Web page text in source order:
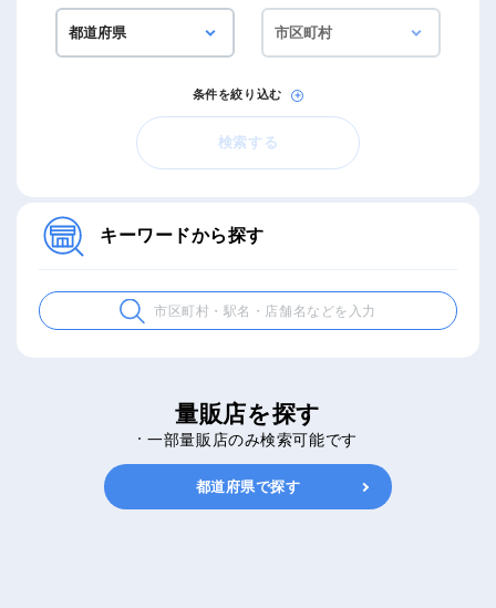
条件を絞り込む
検索する
キーワードから探す
量販店を探す
一部量販店のみ検索可能です
都道府県で探す